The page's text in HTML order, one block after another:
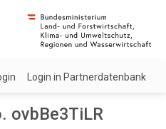
Login in Partnerdatenbank
ovbBe3TiLR